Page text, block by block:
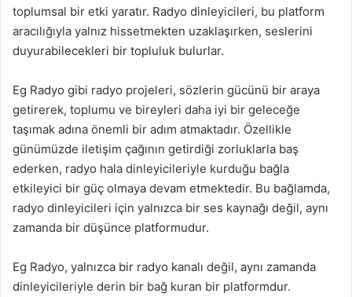
toplumsal bir etki yaratır. Radyo dinleyicileri, bu platform
aracılığıyla yalnız hissetmekten uzaklaşırken, seslerini
duyurabilecekleri bir topluluk bulurlar.
Eg Radyo gibi radyo projeleri, sözlerin gücünü bir araya
getirerek, toplumu ve bireyleri daha iyi bir geleceğe
taşımak adına önemli bir adım atmaktadır. Özellikle
günümüzde iletişim çağının getirdiği zorluklarla baş
ederken, radyo hala dinleyicileriyle kurduğu bağla
etkileyici bir güç olmaya devam etmektedir. Bu bağlamda,
radyo dinleyicileri için yalnızca bir ses kaynağı değil, aynı
zamanda bir düşünce platformudur.
Eg Radyo, yalnızca bir radyo kanalı değil, aynı zamanda
dinleyicileriyle derin bir bağ kuran bir platformdur.